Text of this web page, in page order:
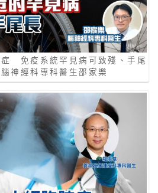
免疫系統罕見病可致殘、手尾
神經科專科醫生邵家樂